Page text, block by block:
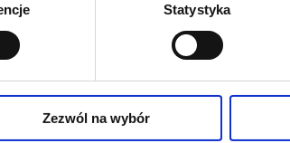
Statystyka
Zezwól na wybór